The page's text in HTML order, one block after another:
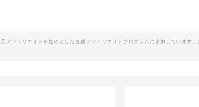
フィリエイトを始めとした各種アフィリエイトプログラムに参加しています。